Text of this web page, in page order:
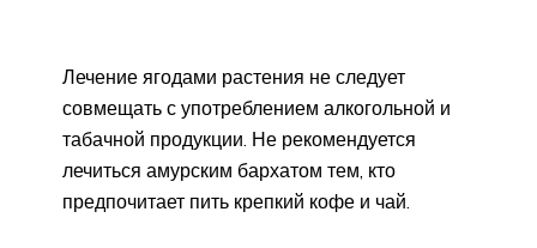
Лечение ягодами растения не следует
совмещать с употреблением алкогольной и
табачной продукции. Не рекомендуется
лечиться амурским бархатом тем, кто
предпочитает пить крепкий кофе и чай.